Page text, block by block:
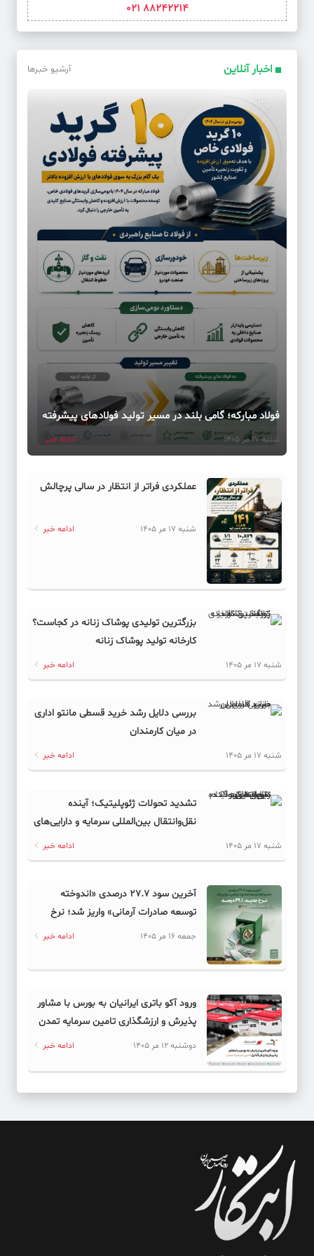
88242214 021
اخبار آنلاین آرشیو خبرها
فولاد مبارکه؛ گامی بلند در مسیر تولید فولادهای پیشرفته
شنبه 17 مر 1405 ادامه خبر
عملکردی فراتر از انتظار در سالی پرچالش
شنبه 17 مر 1405 ادامه خبر
بزرگترین تولیدی پوشاک زنانه در کجاست؟
کارخانه تولید پوشاک زنانه
شنبه 17 مر 1405 ادامه خبر
بررسی دلایل رشد خرید قسطی مانتو اداری
در میان کارمندان
شنبه 17 مر 1405 ادامه خبر
تشدید تحولات ژئوپلیتیک؛ آینده
نقل‌وانتقال بین‌المللی سرمایه و دارایی‌های
شنبه 17 مر 1405 ادامه خبر
آخرین سود ۲۷.۷ درصدی «اندوخته
توسعه صادرات آرمانی» واریز شد؛ نرخ
جدید ۲۹.۱ درصد
جمعه 16 مر 1405 ادامه خبر
ورود آکو باتری ایرانیان به بورس با مشاور
پذیرش و ارزشگذاری تامین سرمایه تمدن
دوشنبه 12 مر 1405 ادامه خبر